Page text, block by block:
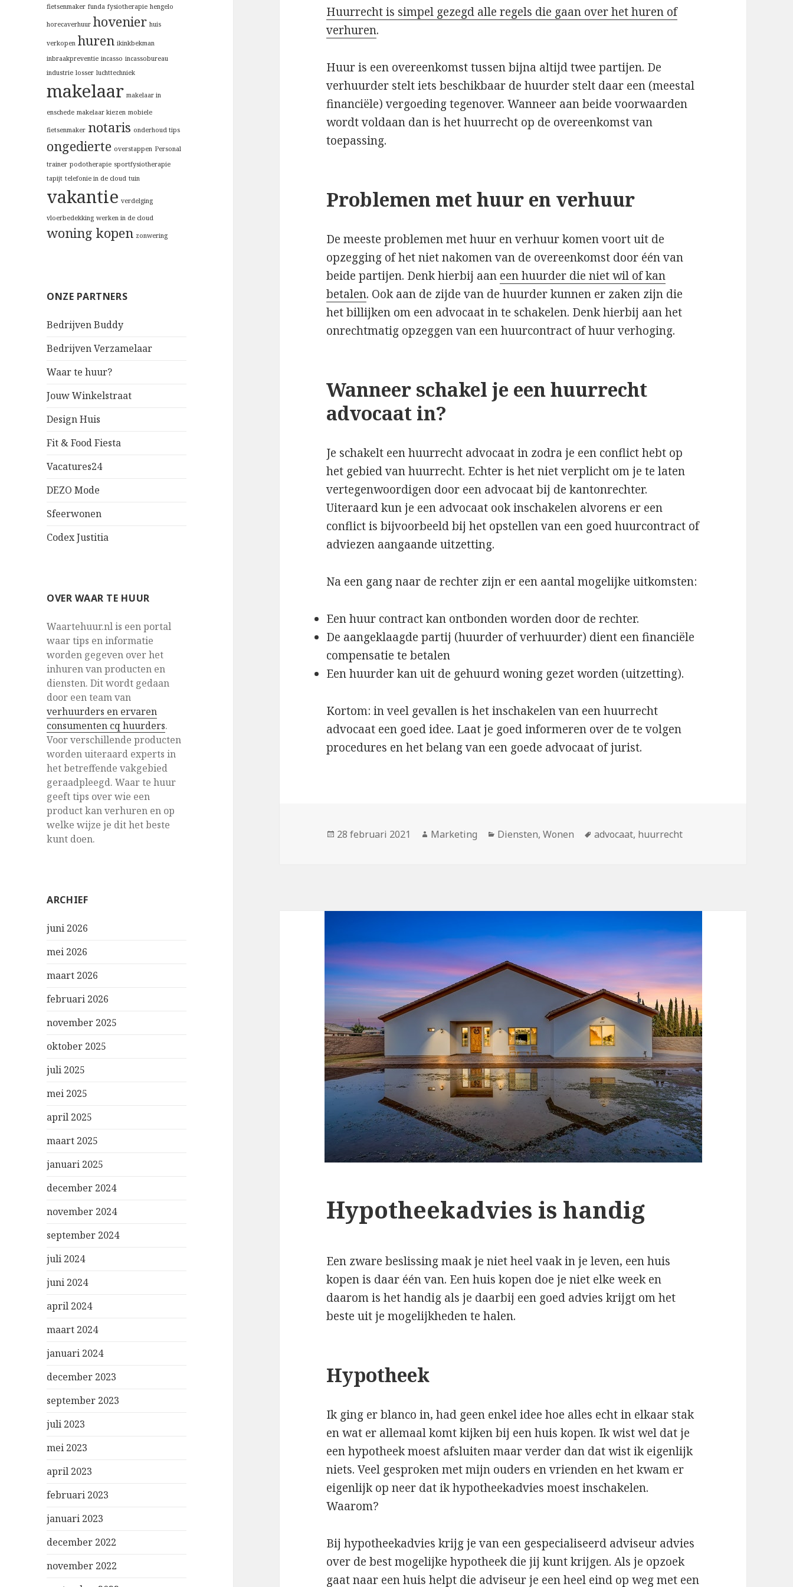
:fietsenmaker funda fysiotherapie hengelo
horecaverhuur hovenier huis
verkopen huren ikinkbekman
inbraakpreventie incasso incassobureau
industrie losser luchttechniek
makelaar makelaar in
enschede makelaar kiezen mobiele
fietsenmaker notaris onderhoud tips
ongedierte overstappen Personal
trainer podotherapie sportfysiotherapie
tapijt telefonie in de cloud tuin
vakantie verdelging
vloerbedekking werken in de cloud
woning kopen zonwering
ONZE PARTNERS
Bedrijven Buddy
Bedrijven Verzamelaar
Waar te huur?
Jouw Winkelstraat
Design Huis
Fit & Food Fiesta
Vacatures24
DEZO Mode
Sfeerwonen
Codex Justitia
OVER WAAR TE HUUR
Waartehuur.nl is een portal
waar tips en informatie
worden gegeven over het
inhuren van producten en
diensten. Dit wordt gedaan
door een team van
verhuurders en ervaren
consumenten cq huurders.
Voor verschillende producten
worden uiteraard experts in
het betreffende vakgebied
geraadpleegd. Waar te huur
geeft tips over wie een
product kan verhuren en op
welke wijze je dit het beste
kunt doen.
ARCHIEF
juni 2026
mei 2026
maart 2026
februari 2026
november 2025
oktober 2025
juli 2025
mei 2025
april 2025
maart 2025
januari 2025
december 2024
november 2024
september 2024
juli 2024
juni 2024
april 2024
maart 2024
januari 2024
december 2023
september 2023
juli 2023
mei 2023
april 2023
februari 2023
januari 2023
december 2022
november 2022
Huurrecht is simpel gezegd alle regels die gaan over het huren of
verhuren.
Huur is een overeenkomst tussen bijna altijd twee partijen. De
verhuurder stelt iets beschikbaar de huurder stelt daar een (meestal
financiële) vergoeding tegenover. Wanneer aan beide voorwaarden
wordt voldaan dan is het huurrecht op de overeenkomst van
toepassing.
Problemen met huur en verhuur
De meeste problemen met huur en verhuur komen voort uit de
opzegging of het niet nakomen van de overeenkomst door één van
beide partijen. Denk hierbij aan een huurder die niet wil of kan
betalen. Ook aan de zijde van de huurder kunnen er zaken zijn die
het billijken om een advocaat in te schakelen. Denk hierbij aan het
onrechtmatig opzeggen van een huurcontract of huur verhoging.
Wanneer schakel je een huurrecht
advocaat in?
Je schakelt een huurrecht advocaat in zodra je een conflict hebt op
het gebied van huurrecht. Echter is het niet verplicht om je te laten
vertegenwoordigen door een advocaat bij de kantonrechter.
Uiteraard kun je een advocaat ook inschakelen alvorens er een
conflict is bijvoorbeeld bij het opstellen van een goed huurcontract of
adviezen aangaande uitzetting.
Na een gang naar de rechter zijn er een aantal mogelijke uitkomsten:
Een huur contract kan ontbonden worden door de rechter.
De aangeklaagde partij (huurder of verhuurder) dient een financiële
compensatie te betalen
Een huurder kan uit de gehuurd woning gezet worden (uitzetting).
Kortom: in veel gevallen is het inschakelen van een huurrecht
advocaat een goed idee. Laat je goed informeren over de te volgen
procedures en het belang van een goede advocaat of jurist.
Geplaatst
28 februari 2021 Auteur
Marketing Categorieën
Diensten,Wonen Tags
advocaat, huurrecht
Hypotheekadvies is handig
Een zware beslissing maak je niet heel vaak in je leven, een huis
kopen is daar één van. Een huis kopen doe je niet elke week en
daarom is het handig als je daarbij een goed advies krijgt om het
beste uit je mogelijkheden te halen.
Hypotheek
Ik ging er blanco in, had geen enkel idee hoe alles echt in elkaar stak
en wat er allemaal komt kijken bij een huis kopen. Ik wist wel dat je
een hypotheek moest afsluiten maar verder dan dat wist ik eigenlijk
niets. Veel gesproken met mijn ouders en vrienden en het kwam er
eigenlijk op neer dat ik hypotheekadvies moest inschakelen.
Waarom?
Bij hypotheekadvies krijg je van een gespecialiseerd adviseur advies
over de best mogelijke hypotheek die jij kunt krijgen. Als je opzoek
gaat naar een huis helpt die adviseur je een heel eind op weg met een